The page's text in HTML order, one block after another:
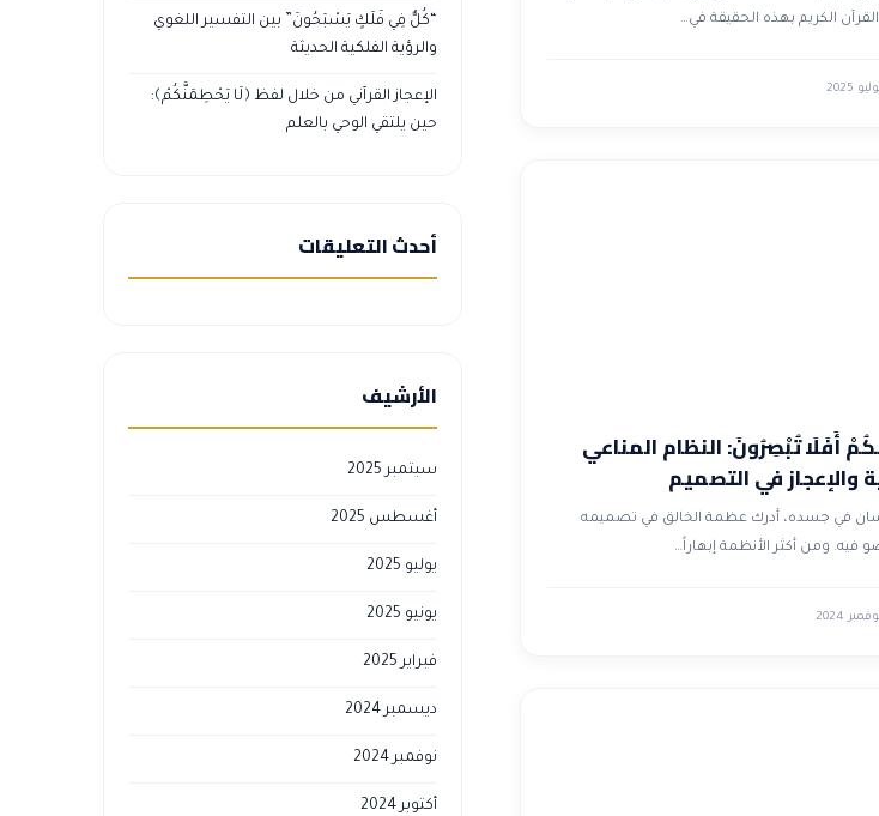
الكريم بهذه الحقيقة في…
أَفَلَا تُبْصِرُونَ: النظام المناعي
والإعجاز في التصميم
في جسده، أدرك عظمة الخالق في تصميمه
فيه. ومن أكثر الأنظمة إبهاراً…
“كُلٌّ فِي فَلَكٍ يَسْبَحُونَ” بين التفسير اللغوي
والرؤية الفلكية الحديثة
الإعجاز القرآني من خلال لفظ ﴿لَا يَحْطِمَنَّكُمْ﴾:
حين يلتقي الوحي بالعلم
أحدث التعليقات
الأرشيف
سبتمبر 2025
أغسطس 2025
يوليو 2025
يونيو 2025
فبراير 2025
ديسمبر 2024
نوفمبر 2024
أكتوبر 2024